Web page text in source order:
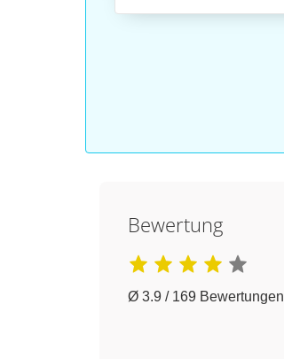
Bewertung
Ø 3.9 / 169 Bewertungen